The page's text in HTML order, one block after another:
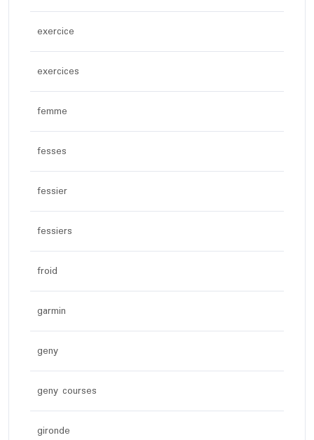
exercice
exercices
femme
fesses
fessier
fessiers
froid
garmin
geny
geny courses
gironde